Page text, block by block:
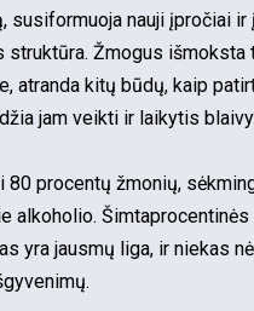
susiformuoja nauji įpročiai
struktūra. Žmogus
atranda kitų būdų, kaip
jam veikti ir laikytis
80 procentų žmonių,
alkoholio.
yra jausmų liga, ir niekas